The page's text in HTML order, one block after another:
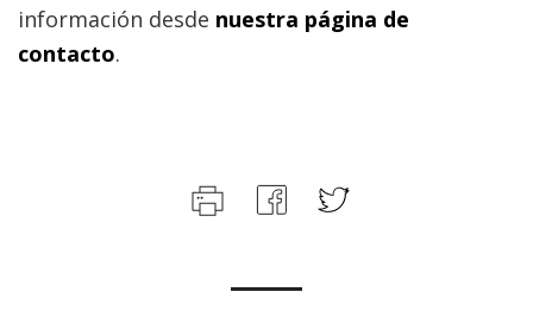
información desde nuestra página de
contacto.